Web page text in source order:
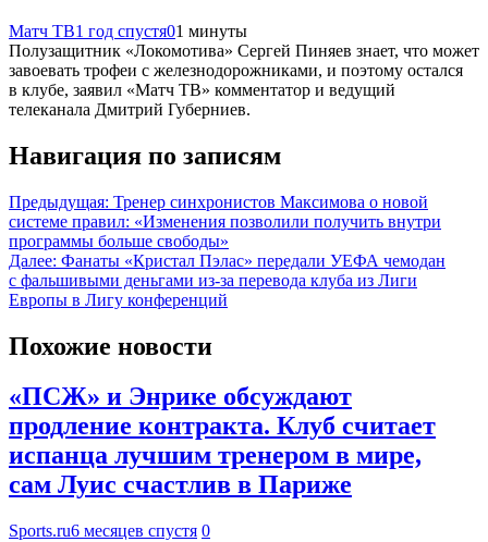
Матч ТВ1 год спустя01 минуты
Полузащитник «Локомотива» Сергей Пиняев знает, что может
завоевать трофеи с железнодорожниками, и поэтому остался
в клубе, заявил «Матч ТВ» комментатор и ведущий
телеканала Дмитрий Губерниев.
Навигация по записям
Предыдущая: Тренер синхронистов Максимова о новой
системе правил: «Изменения позволили получить внутри
программы больше свободы»
Далее: Фанаты «Кристал Пэлас» передали УЕФА чемодан
с фальшивыми деньгами из-за перевода клуба из Лиги
Европы в Лигу конференций
Похожие новости
«ПСЖ» и Энрике обсуждают
продление контракта. Клуб считает
испанца лучшим тренером в мире,
сам Луис счастлив в Париже
Sports.ru6 месяцев спустя 0